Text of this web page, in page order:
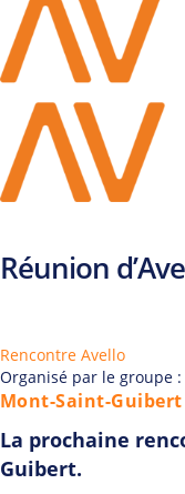
Réunion
Rencontre Avello
Organisé par le groupe :
Mont-Saint-Guibert
La prochaine
Guibert.